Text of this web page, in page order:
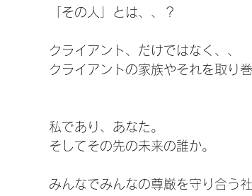
「その人」とは、、？
クライアント、だけではなく、、
クライアントの家族やそれを取り
私であり、あなた。
そしてその先の未来の誰か。
みんなでみんなの尊厳を守り合う